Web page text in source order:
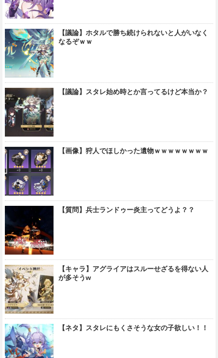
【議論】ホタルで勝ち続けられないと人がいなく
なるぞｗｗ
【議論】スタレ始め時とか言ってるけど本当か？
【画像】狩人でほしかった遺物ｗｗｗｗｗｗｗｗ
【質問】兵士ランドゥー炎主ってどうよ？？
【キャラ】アグライアはスルーせざるを得ない人
が多そうw
【ネタ】スタレにもくさそうな女の子欲しい！！